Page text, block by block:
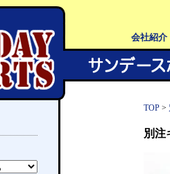
会社紹介
TOP >
別